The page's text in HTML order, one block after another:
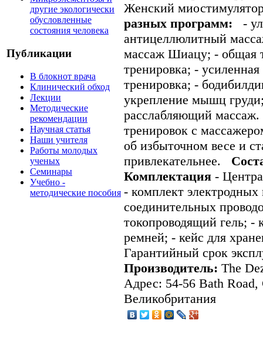
другие экологически
обусловленные
состояния человека
Публикации
В блокнот врача
Клинический обход
Лекции
Методические
рекомендации
Научная статья
Наши учителя
Работы молодых
ученых
Семинары
Учебно -
методические пособия
Женский
разных программ: -
антицеллюлитный
массаж Шиацу; - общая
тренировка; -
тренировка; -
укрепление мышц
расслабляющий
тренировок с
об избыточном весе и
привлекательнее.
Комплектация -
- комплект
соединительных
токопроводящий гель; -
ремней; - кейс для
Гарантийный срок
Производитель: The
Адрес: 54-56 Bath
Великобритания